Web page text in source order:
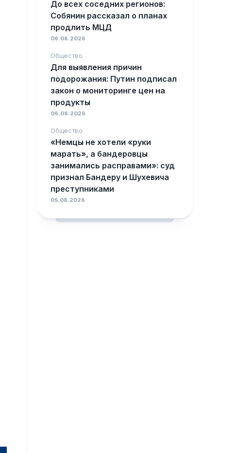
До всех соседних регионов:
Собянин рассказал о планах
продлить МЦД
06.08.2026
Общество
Для выявления причин
подорожания: Путин подписал
закон о мониторинге цен на
продукты
06.08.2026
Общество
«Немцы не хотели «руки
марать», а бандеровцы
занимались расправами»: суд
признал Бандеру и Шухевича
преступниками
05.08.2026